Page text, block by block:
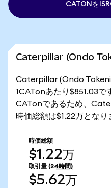
CATONを
Caterpillar (Ondo
Caterpillar (Ondo
1CATonあたり$851.03で
CATonであるため、
時価総額は$1.22万となり
時価総額
$1.22万
取引量 (24時間)
$5.62万